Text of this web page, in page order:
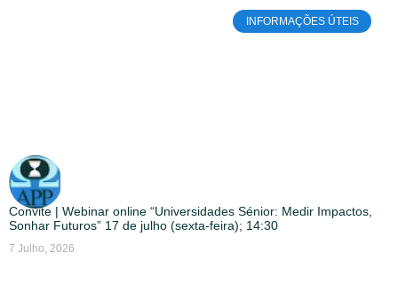
INFORMAÇÕES ÚTEIS
Convite | Webinar online “Universidades Sénior: Medir Impactos,
Sonhar Futuros” 17 de julho (sexta-feira); 14:30
7 Julho, 2026